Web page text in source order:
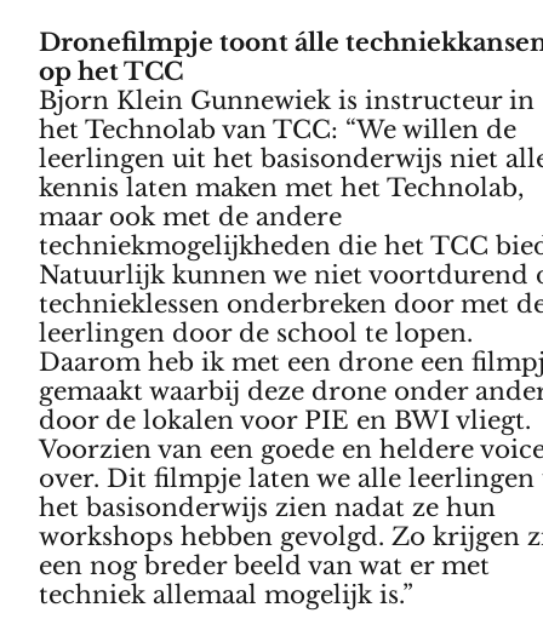
Dronefilmpje toont álle
op het TCC
Bjorn Klein Gunnewiek is instructeur in
het Technolab van TCC: “We willen de
leerlingen uit het basisonderwijs niet
kennis laten maken met het Technolab,
maar ook met de andere
techniekmogelijkheden die het TCC
Natuurlijk kunnen we niet voortdurend
technieklessen onderbreken door met
leerlingen door de school te lopen.
Daarom heb ik met een drone een
gemaakt waarbij deze drone onder
door de lokalen voor PIE en BWI vliegt.
Voorzien van een goede en heldere
over. Dit filmpje laten we alle
het basisonderwijs zien nadat ze hun
workshops hebben gevolgd. Zo krijgen
een nog breder beeld van wat er met
techniek allemaal mogelijk is.”